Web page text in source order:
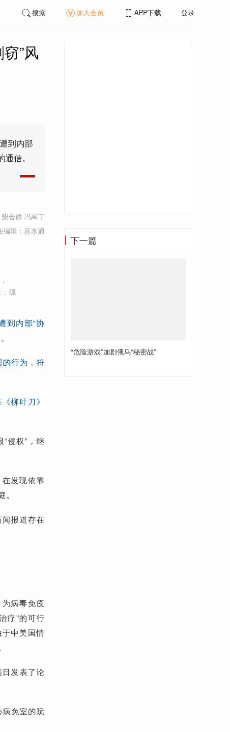
搜索 加入会员 APP下载 登录
”风
到内部
信。
会群 冯禹丁
编辑：苏永通
现
到内部“协
行为，符
柳叶刀》
侵权”，继
发现依靠
报道存在
病毒免疫
疗”的可行
中美国情
发表了论
免室的阮
下一篇
“危险游戏”加剧俄乌“秘密战”